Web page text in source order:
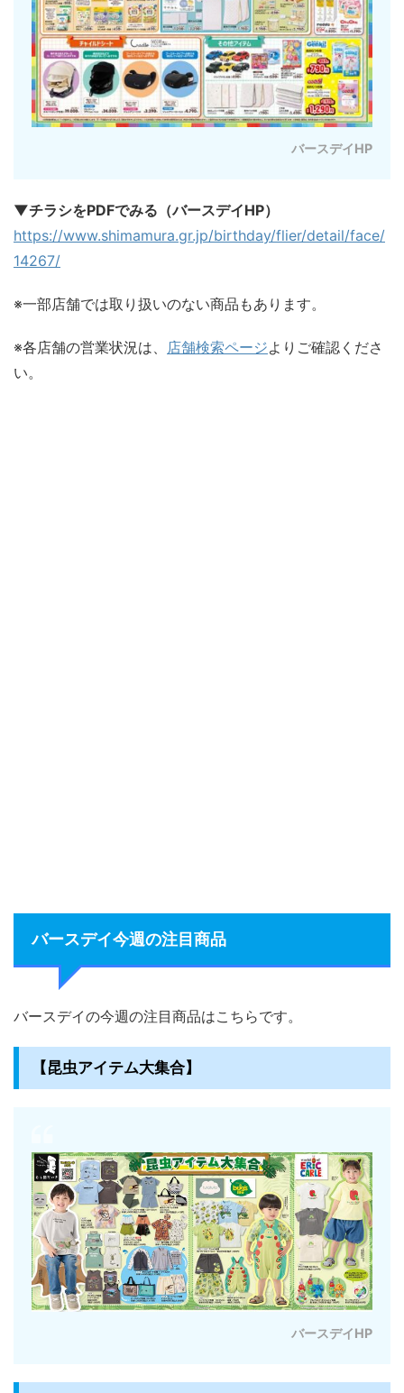
バースデイHP
▼チラシをPDFでみる（バースデイHP）
https://www.shimamura.gr.jp/birthday/flier/detail/face/
14267/
※一部店舗では取り扱いのない商品もあります。
※各店舗の営業状況は、 店舗検索ページよりご確認くださ
い。
バースデイ今週の注目商品
バースデイの今週の注目商品はこちらです。
【昆虫アイテム大集合】
バースデイHP